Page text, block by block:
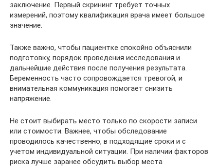
заключение. Первый скрининг требует точных
измерений, поэтому квалификация врача имеет большое
значение.
Также важно, чтобы пациентке спокойно объяснили
подготовку, порядок проведения исследования и
дальнейшие действия после получения результата.
Беременность часто сопровождается тревогой, и
внимательная коммуникация помогает снизить
напряжение.
Не стоит выбирать место только по скорости записи
или стоимости. Важнее, чтобы обследование
проводилось качественно, в подходящие сроки и с
учетом индивидуальной ситуации. При наличии факторов
риска лучше заранее обсудить выбор места